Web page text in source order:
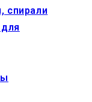
спирали